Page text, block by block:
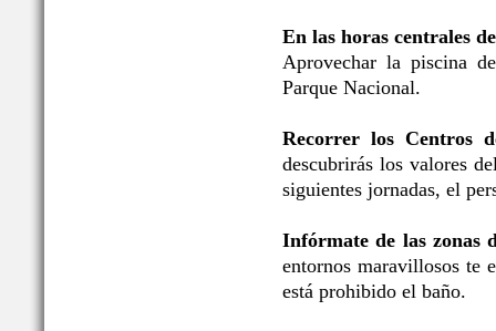
En las horas centrales
Aprovechar la piscina
Parque Nacional.
Recorrer los Centros
descubrirás los valores
siguientes jornadas, el
Infórmate de las zonas
entornos maravillosos te
está prohibido el baño.